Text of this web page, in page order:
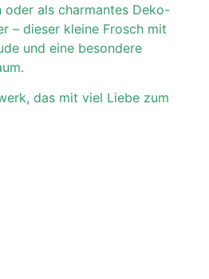
oder als charmantes Deko-
– dieser kleine Frosch mit
und eine besondere
das mit viel Liebe zum